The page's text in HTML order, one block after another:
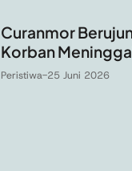
Curanmor
Korban
Peristiwa-25 Juni 2026